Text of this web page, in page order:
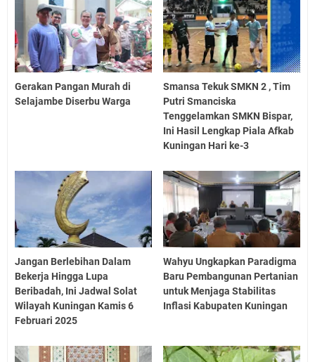
Gerakan Pangan Murah di
Selajambe Diserbu Warga
Smansa Tekuk SMKN 2 , Tim
Putri Smanciska
Tenggelamkan SMKN Bispar,
Ini Hasil Lengkap Piala Afkab
Kuningan Hari ke-3
Jangan Berlebihan Dalam
Bekerja Hingga Lupa
Beribadah, Ini Jadwal Solat
Wilayah Kuningan Kamis 6
Februari 2025
Wahyu Ungkapkan Paradigma
Baru Pembangunan Pertanian
untuk Menjaga Stabilitas
Inflasi Kabupaten Kuningan